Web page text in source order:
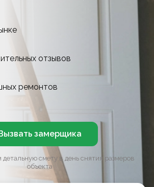
отзывов
ремонтов
замерщика
смету в день снятия размеров
объекта